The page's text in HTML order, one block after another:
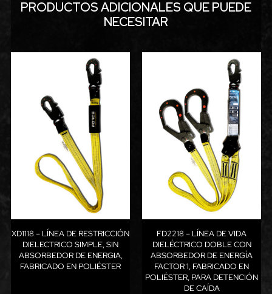
PRODUCTOS ADICIONALES QUE PUEDE
NECESITAR
XD1118 – LÍNEA DE RESTRICCIÓN
DIELECTRICO SIMPLE, SIN
ABSORBEDOR DE ENERGIA,
FABRICADO EN POLIÉSTER
FD2218 – LÍNEA DE VIDA
DIELÉCTRICO DOBLE CON
ABSORBEDOR DE ENERGÍA
FACTOR 1, FABRICADO EN
POLIÉSTER, PARA DETENCIÓN
DE CAÍDA